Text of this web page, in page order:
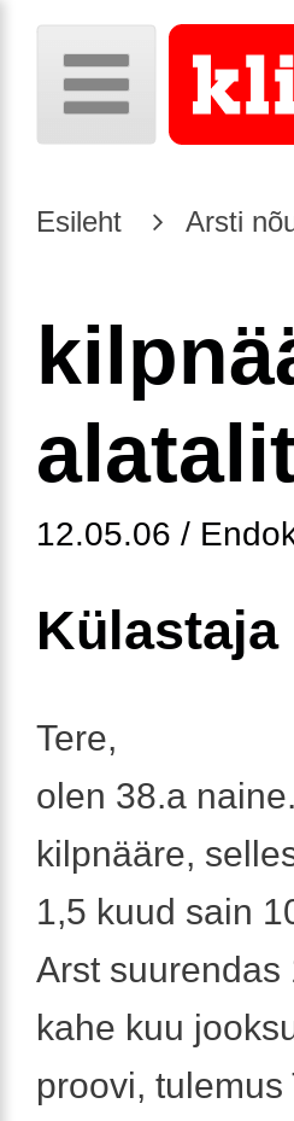
Esileht Arsti
12.05.06 /
Tere,
olen 38.a
kilpnääre,
1,5 kuud sain
Arst suurendas
kahe kuu
proovi,